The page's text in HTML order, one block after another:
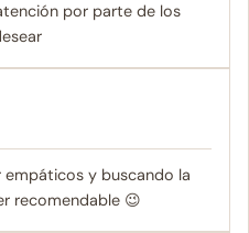
por parte de los
y buscando la
recomendable 😉